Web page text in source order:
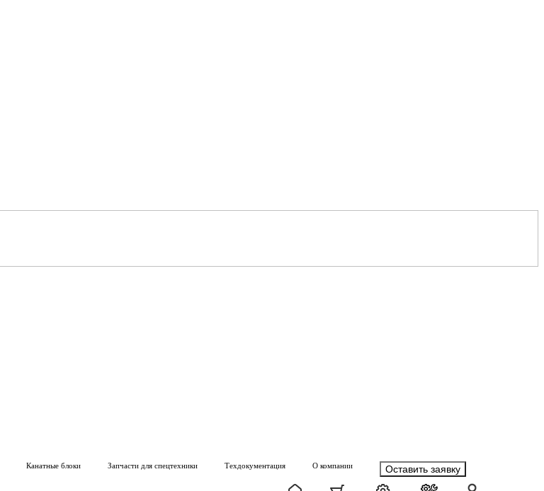
Канатные блоки Запчасти для спецтехники Техдокументация О компании Оставить заявку